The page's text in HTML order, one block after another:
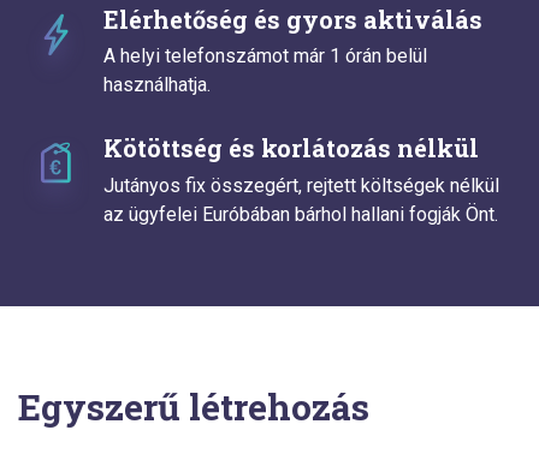
Elérhetőség és gyors aktiválás
A helyi telefonszámot már 1 órán belül
használhatja.
Kötöttség és korlátozás nélkül
Jutányos fix összegért, rejtett költségek nélkül
az ügyfelei Euróbában bárhol hallani fogják Önt.
Egyszerű létrehozás